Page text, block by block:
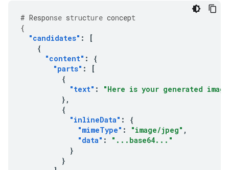
# Response structure concept
{
"candidates" :
[
{
"content" :
{
"parts" :
[
{
"text" :
"Here is your generated
},
{
"inlineData" :
{
"mimeType" : "image/jpeg" ,
"data" :
"...base64..."
}
}